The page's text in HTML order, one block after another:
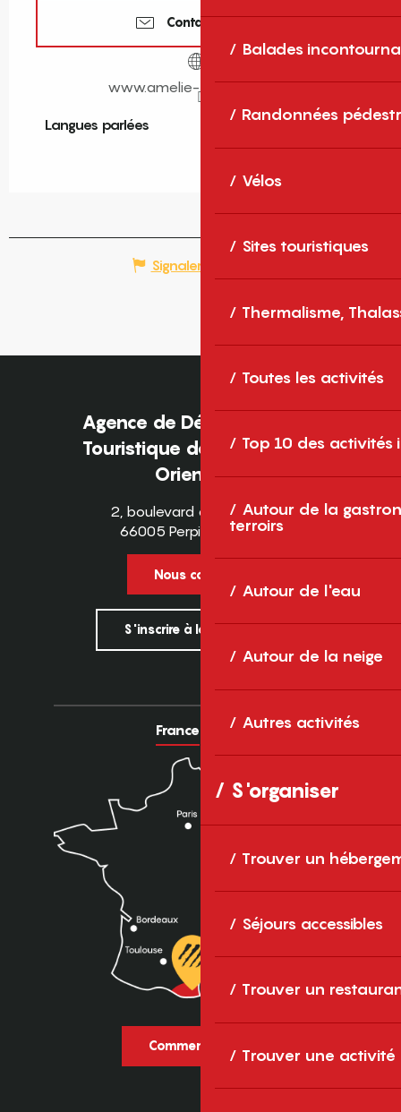
Balades
Randonnées
Vélos
Sites touristiques
Thermalisme,
Toutes les activités
Top 10 des activités
Autour de la
terroirs
Autour de l'eau
Autour de la neige
Autres activités
S'organiser
Trouver un
Séjours accessibles
Trouver un
Trouver une activité
Contactez-nous
www.amelie-les-bains.com
Langues parlées
Langues parlées
Signaler une erreur
Agence de Développement
Touristique des Pyrénées-
Orientales
2, boulevard des Pyrénées
66005 Perpignan Cedex
Nous contacter
S'inscrire à la newsletter
France Europe
Comment venir ?